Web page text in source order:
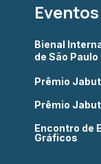
Eventos
Bienal
de São Paulo
Prêmio
Prêmio
Encontro de
Gráficos